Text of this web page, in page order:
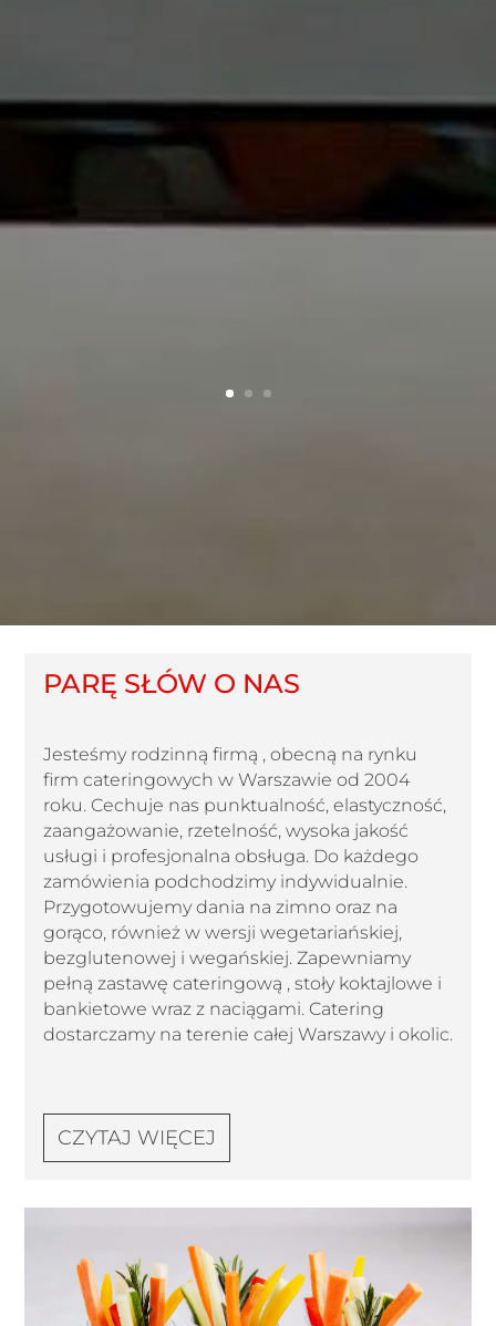
PARĘ SŁÓW O NAS
Jesteśmy rodzinną firmą , obecną na rynku
firm cateringowych w Warszawie od 2004
roku. Cechuje nas punktualność, elastyczność,
zaangażowanie, rzetelność, wysoka jakość
usługi i profesjonalna obsługa. Do każdego
zamówienia podchodzimy indywidualnie.
Przygotowujemy dania na zimno oraz na
gorąco, również w wersji wegetariańskiej,
bezglutenowej i wegańskiej. Zapewniamy
pełną zastawę cateringową , stoły koktajlowe i
bankietowe wraz z naciągami. Catering
dostarczamy na terenie całej Warszawy i okolic.
CZYTAJ WIĘCEJ